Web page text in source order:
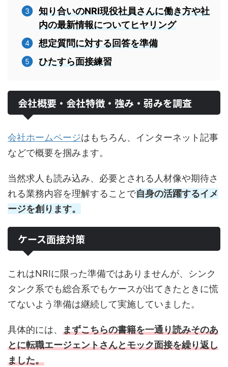
知り合いのNRI現役社員さんに働き方や社
内の最新情報についてヒヤリング
想定質問に対する回答を準備
ひたすら面接練習
会社概要・会社特徴・強み・弱みを調査
会社ホームページはもちろん、インターネット記事
などで概要を掴みます。
当然求人も読み込み、必要とされる人材像や期待さ
れる業務内容を理解することで自身の活躍するイメ
ージを創ります。
ケース面接対策
これはNRIに限った準備ではありませんが、シンク
タンク系でも総合系でもケースが出てきたときに慌
てないよう準備は継続して実施していました。
具体的には、 まずこちらの書籍を一通り読みそのあ
とに転職エージェントさんとモック面接を繰り返し
ました。